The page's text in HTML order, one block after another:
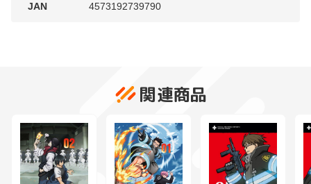
JAN 4573192739790
関連商品